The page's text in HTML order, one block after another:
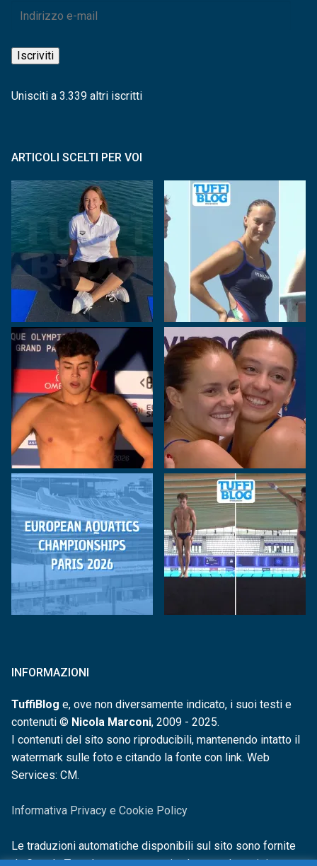
Indirizzo
mail
Iscriviti
Unisciti a 3.339 altri iscritti
ARTICOLI SCELTI PER VOI
INFORMAZIONI
TuffiBlog e, ove non diversamente indicato, i suoi testi e
contenuti © Nicola Marconi, 2009 - 2025.
I contenuti del sito sono riproducibili, mantenendo intatto il
watermark sulle foto e citando la fonte con link. Web
Services: CM.
Informativa Privacy e Cookie Policy
Le traduzioni automatiche disponibili sul sito sono fornite
da Google Translate e non sono in alcun modo revisionate o